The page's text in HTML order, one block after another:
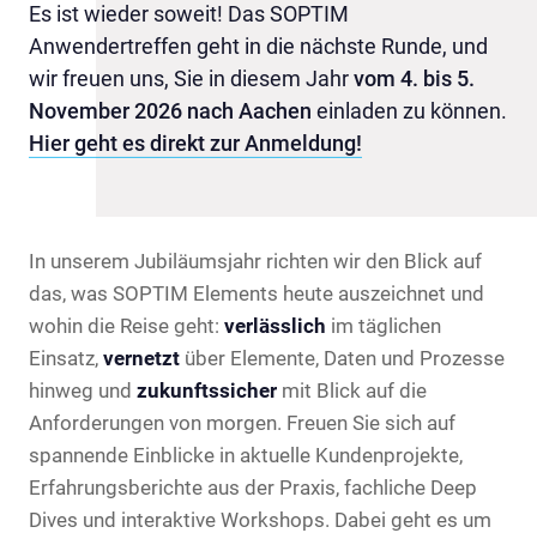
Es ist wieder soweit! Das SOPTIM
Anwendertreffen geht in die nächste Runde, und
wir freuen uns, Sie in diesem Jahrvom 4. bis 5.
November 2026 nach Aachen einladen zu können.
Hier geht es direkt zur Anmeldung!
In unserem Jubiläumsjahr richten wir den Blick auf
das, was SOPTIM Elements heute auszeichnet und
wohin die Reise geht: verlässlich im täglichen
Einsatz, vernetzt über Elemente, Daten und Prozesse
hinweg und zukunftssicher mit Blick auf die
Anforderungen von morgen. Freuen Sie sich auf
spannende Einblicke in aktuelle Kundenprojekte,
Erfahrungsberichte aus der Praxis, fachliche Deep
Dives und interaktive Workshops. Dabei geht es um